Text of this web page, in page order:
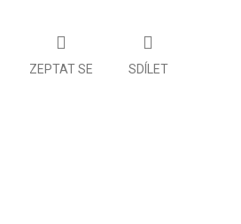
ZEPTAT SE SDÍLET